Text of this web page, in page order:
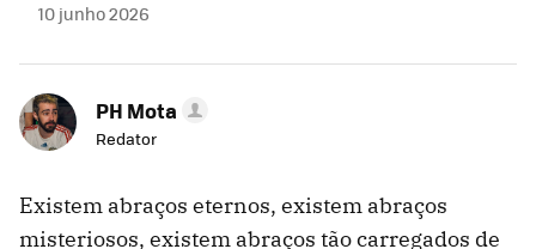
10 junho 2026
PH Mota
Redator
Existem abraços eternos, existem abraços
misteriosos, existem abraços tão carregados de